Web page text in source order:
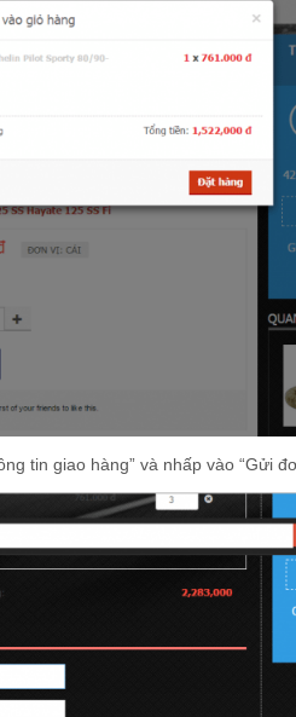
tin giao hàng” và nhấp vào “Gửi